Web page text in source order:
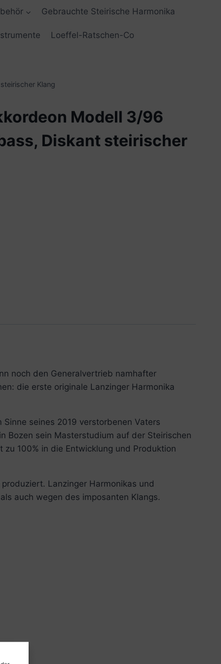
Gebrauchte Steirische Harmonika
Loeffel-Ratschen-Co
Klang
Modell 3/96
Diskant steirischer
noch den Generalvertrieb namhafter
die erste originale Lanzinger Harmonika
seines 2019 verstorbenen Vaters
Bozen sein Masterstudium auf der Steirischen
100% in die Entwicklung und Produktion
Lanzinger Harmonikas und
auch wegen des imposanten Klangs.